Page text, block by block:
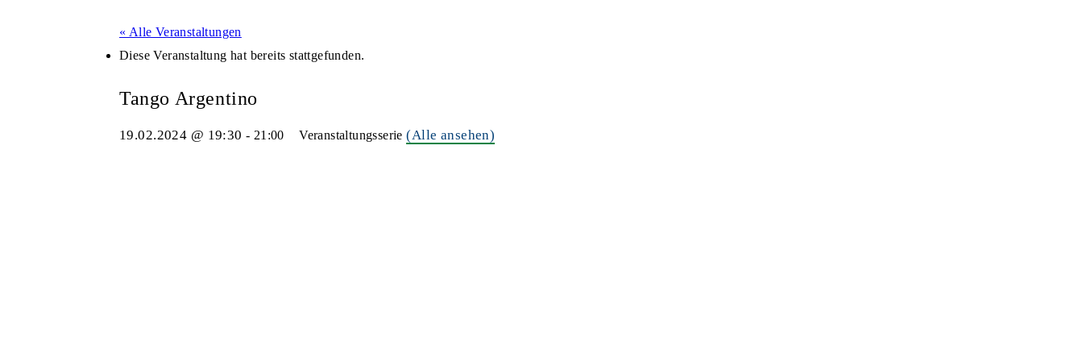
« Alle Veranstaltungen
Diese Veranstaltung hat bereits stattgefunden.
Tango Argentino
19.02.2024 @ 19:30 - 21:00 Veranstaltungsserie(Alle ansehen)